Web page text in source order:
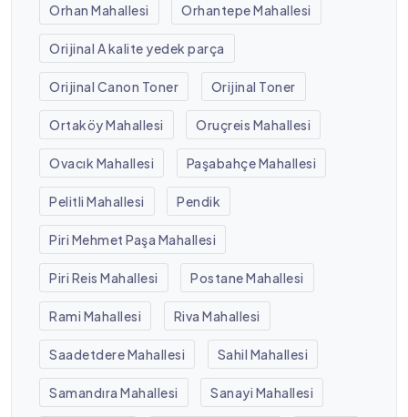
Orhan Mahallesi Orhantepe Mahallesi
Orijinal A kalite yedek parça
Orijinal Canon Toner Orijinal Toner
Ortaköy Mahallesi Oruçreis Mahallesi
Ovacık Mahallesi Paşabahçe Mahallesi
Pelitli Mahallesi Pendik
Piri Mehmet Paşa Mahallesi
Piri Reis Mahallesi Postane Mahallesi
Rami Mahallesi Riva Mahallesi
Saadetdere Mahallesi Sahil Mahallesi
Samandıra Mahallesi Sanayi Mahallesi